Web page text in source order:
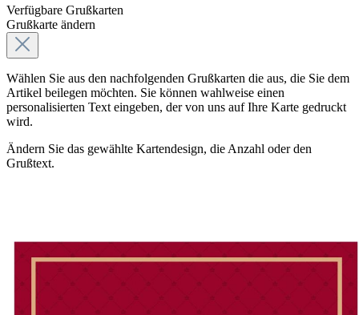
Verfügbare Grußkarten
Grußkarte ändern
Wählen Sie aus den nachfolgenden Grußkarten die aus, die Sie dem
Artikel beilegen möchten. Sie können wahlweise einen
personalisierten Text eingeben, der von uns auf Ihre Karte gedruckt
wird.
Ändern Sie das gewählte Kartendesign, die Anzahl oder den
Grußtext.